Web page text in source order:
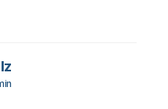
dit :